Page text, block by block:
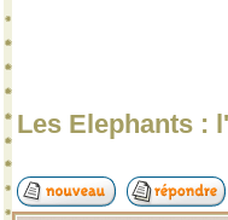
Les Elephants :